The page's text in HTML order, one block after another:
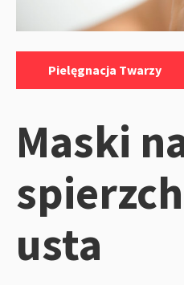
Pielęgnacja Twarzy
Maski
usta